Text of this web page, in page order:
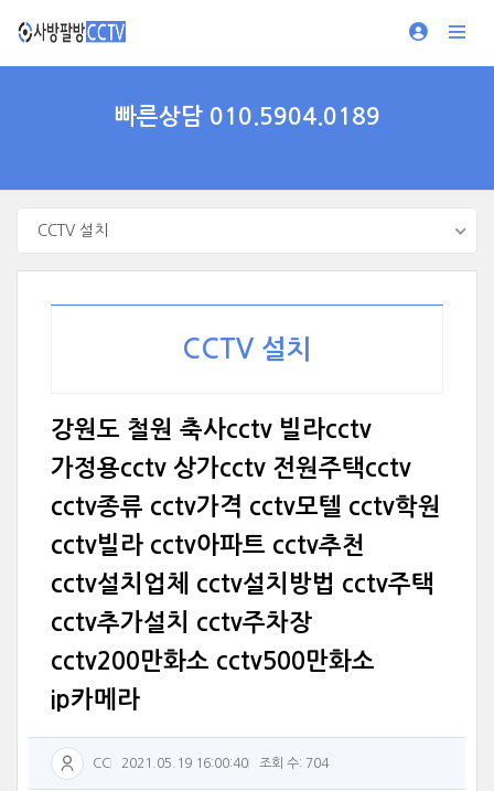
빠른상담 010.5904.0189
CCTV 설치
CCTV 설치
강원도 철원 축사cctv 빌라cctv
가정용cctv 상가cctv 전원주택cctv
cctv종류 cctv가격 cctv모텔 cctv학원
cctv빌라 cctv아파트 cctv추천
cctv설치업체 cctv설치방법 cctv주택
cctv추가설치 cctv주차장
cctv200만화소 cctv500만화소
ip카메라
CC 2021.05.19 16:00:40 조회 수: 704